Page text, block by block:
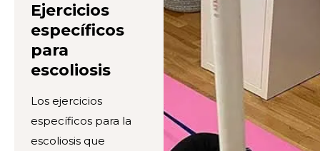
Ejercicios
específicos
para
escoliosis
Los ejercicios
específicos para la
escoliosis que